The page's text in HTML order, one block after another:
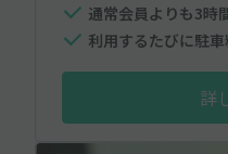
通常会員よりも3時
利用するたびに駐
詳